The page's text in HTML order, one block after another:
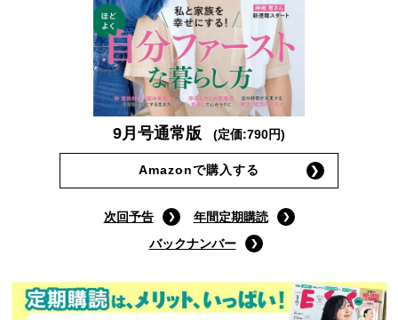
9月号通常版 (定価:790円)
Amazonで購入する
次回予告
年間定期購読
バックナンバー